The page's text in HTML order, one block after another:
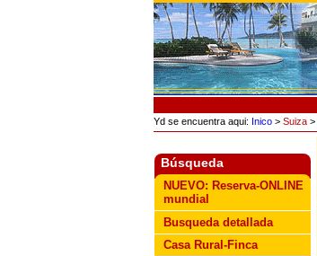
Yd se encuentra aqui: Inico> Suiza>
Búsqueda
NUEVO: Reserva-ONLINE
mundial
Busqueda detallada
Casa Rural-Finca